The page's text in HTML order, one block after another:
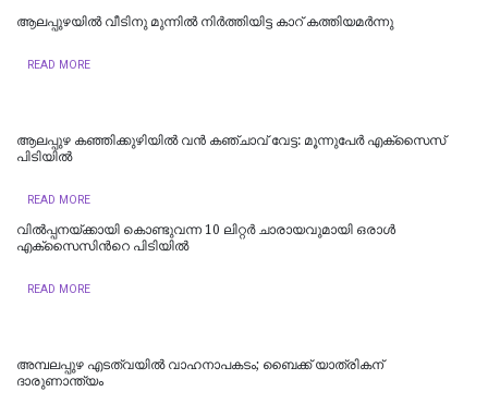
ആലപ്പുഴയില്‍ വീടിനു മുന്നില്‍ നിര്‍ത്തിയിട്ട കാറ് കത്തിയമര്‍ന്നു
READ MORE
ആലപ്പുഴ കഞ്ഞിക്കുഴിയിൽ വൻ കഞ്ചാവ് വേട്ട: മൂന്നുപേർ എക്സൈസ്
പിടിയിൽ
READ MORE
വിൽപ്പനയ്ക്കായി കൊണ്ടുവന്ന 10 ലിറ്റർ ചാരായവുമായി ഒരാൾ
എക്സൈസിന്‍റെ പിടിയിൽ
READ MORE
അമ്പലപ്പുഴ എടത്വയിൽ വാഹനാപകടം; ബൈക്ക് യാത്രികന്
ദാരുണാന്ത്യം